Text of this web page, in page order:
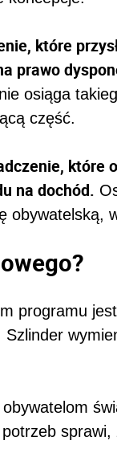
które
prawo
osiąga
część.
które
na dochód.
obywatelską,
programu